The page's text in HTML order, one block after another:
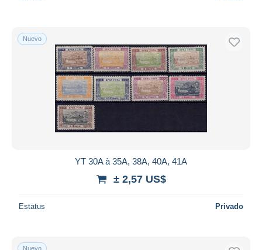
Nuevo
YT 30A à 35A, 38A, 40A, 41A
± 2,57 US$
Estatus Privado
Nuevo